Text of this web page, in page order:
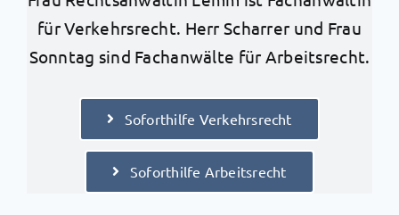
für Verkehrsrecht. Herr Scharrer und Frau
Sonntag sind Fachanwälte für Arbeitsrecht.
Soforthilfe Verkehrsrecht
Soforthilfe Arbeitsrecht